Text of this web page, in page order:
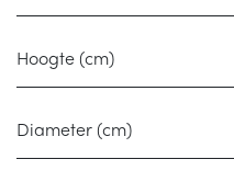
Hoogte (cm)
Diameter (cm)